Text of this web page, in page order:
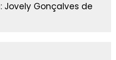
Jovely Gonçalves de